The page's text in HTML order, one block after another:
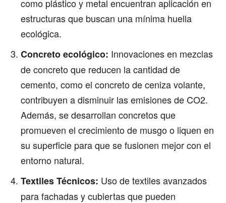
como plástico y metal encuentran aplicación en
estructuras que buscan una mínima huella
ecológica.
Concreto ecológico: Innovaciones en mezclas
de concreto que reducen la cantidad de
cemento, como el concreto de ceniza volante,
contribuyen a disminuir las emisiones de CO2.
Además, se desarrollan concretos que
promueven el crecimiento de musgo o liquen en
su superficie para que se fusionen mejor con el
entorno natural.
Textiles Técnicos: Uso de textiles avanzados
para fachadas y cubiertas que pueden